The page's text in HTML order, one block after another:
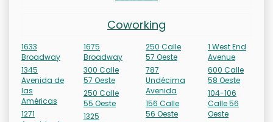
Coworking
1633
Broadway
1345
Avenida de
las
Américas
1271
1675
Broadway
300 Calle
57 Oeste
250 Calle
55 Oeste
1325
250 Calle
57 Oeste
787
Undécima
Avenida
156 Calle
56 Oeste
1 West End
Avenue
600 Calle
58 Oeste
104-106
Calle 56
Oeste